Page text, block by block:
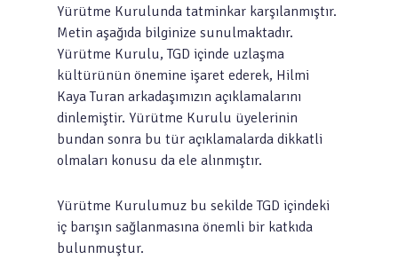
Yürütme Kurulunda tatminkar karşılanmıştır.
Metin aşağıda bilginize sunulmaktadır.
Yürütme Kurulu, TGD içinde uzlaşma
kültürünün önemine işaret ederek, Hilmi
Kaya Turan arkadaşımızın açıklamalarını
dinlemiştir. Yürütme Kurulu üyelerinin
bundan sonra bu tür açıklamalarda dikkatli
olmaları konusu da ele alınmıştır.
Yürütme Kurulumuz bu sekilde TGD içindeki
iç barışın sağlanmasına önemli bir katkıda
bulunmuştur.